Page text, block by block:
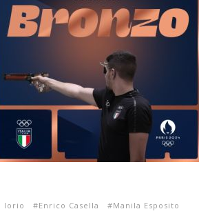
Iorio Enrico Casella
Manila Esposito